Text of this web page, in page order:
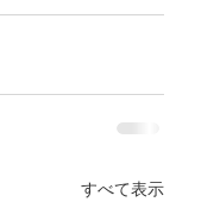
すべて表示